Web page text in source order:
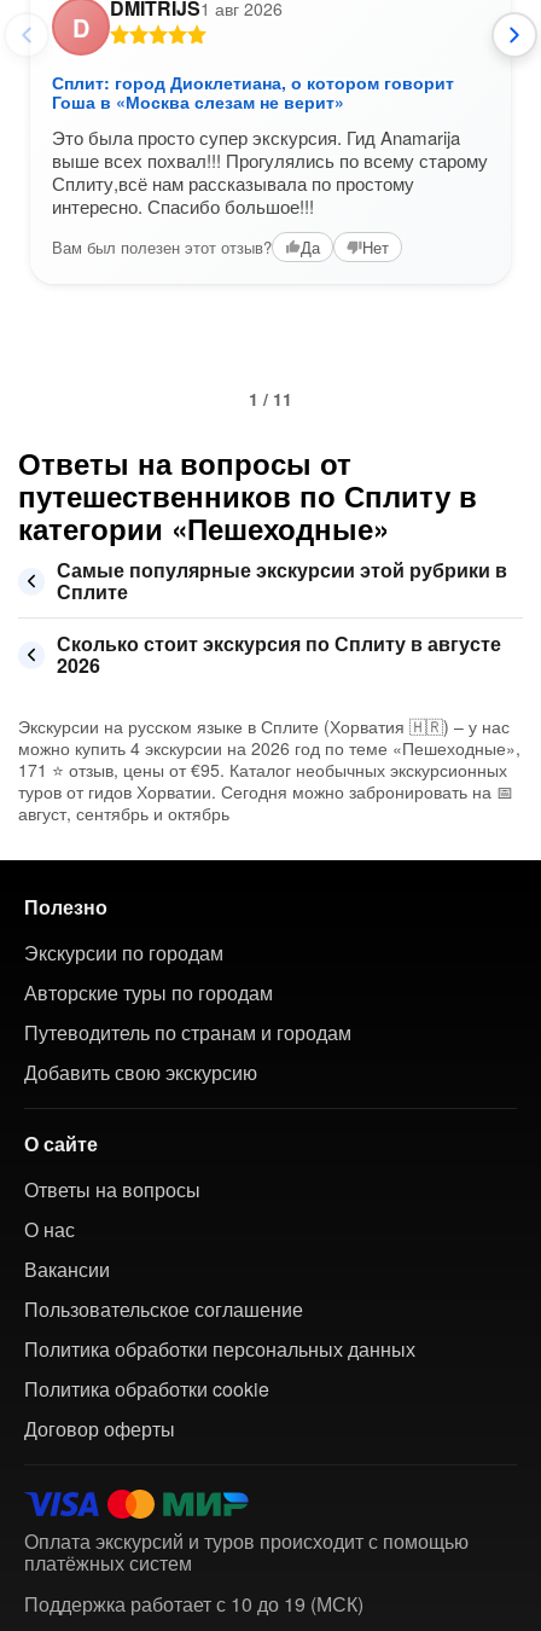
D
DMITRIJS1 авг 2026
Сплит: город Диоклетиана, о котором говорит
Гоша в «Москва слезам не верит»
Это была просто супер экскурсия. Гид Anamarija
выше всех похвал!!! Прогулялись по всему старому
Сплиту,всё нам рассказывала по простому
интересно. Спасибо большое!!!
Вам был полезен этот отзыв? Да Нет
1 / 11
Ответы на вопросы от
путешественников по Сплиту в
категории «Пешеходные»
Самые популярные экскурсии этой рубрики в
Сплите
Сколько стоит экскурсия по Сплиту в августе
2026
Экскурсии на русском языке в Сплите (Хорватия 🇭🇷) – у нас
можно купить 4 экскурсии на 2026 год по теме «Пешеходные»,
171 ⭐ отзыв, цены от €95. Каталог необычных экскурсионных
туров от гидов Хорватии. Сегодня можно забронировать на 📅
август, сентябрь и октябрь
Полезно
Экскурсии по городам
Авторские туры по городам
Путеводитель по странам и городам
Добавить свою экскурсию
О сайте
Ответы на вопросы
О нас
Вакансии
Пользовательское соглашение
Политика обработки персональных данных
Политика обработки cookie
Договор оферты
Оплата экскурсий и туров происходит с помощью
платёжных систем
Поддержка работает с 10 до 19 (МСК)